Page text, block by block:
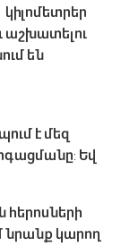
աշխատելու
են
է մեզ
Եվ
նրանք կարող